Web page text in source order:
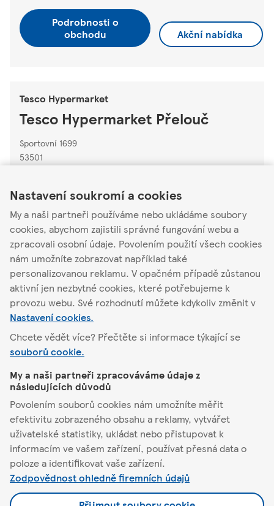
Nastavení soukromí a cookies
My a naši partneři používáme nebo ukládáme soubory
cookies, abychom zajistili správné fungování webu a
zpracovali osobní údaje. Povolením použití všech cookies
nám umožníte zobrazovat například také
personalizovanou reklamu. V opačném případě zůstanou
aktivní jen nezbytné cookies, které potřebujeme k
provozu webu. Své rozhodnutí můžete kdykoliv změnit v
Nastavení cookies.
Chcete vědět více? Přečtěte si informace týkající se
souborů cookie.
My a naši partneři zpracováváme údaje z
následujících důvodů
Povolením souborů cookies nám umožníte měřit
efektivitu zobrazeného obsahu a reklamy, vytvářet
uživatelské statistiky, ukládat nebo přistupovat k
informacím ve vašem zařízení, používat přesná data o
poloze a identifikovat vaše zařízení.
Zodpovědnost ohledně firemních údajů
Podrobnosti o
obchodu
Akční nabídka
Tesco Hypermarket
Tesco Hypermarket Přelouč
Sportovní 1699
53501
Podrobnosti o
obchodu
Akční nabídka
Najít jiný obchod
Chrudim Dr. Milady Horákové 10
Tesco
Pomůžeme vám
Co nabízíme
Podmínky a nastavení